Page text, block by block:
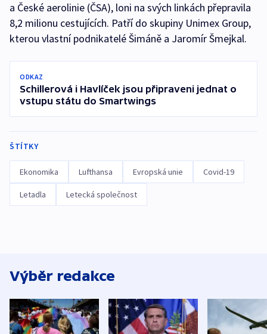
a České aerolinie (ČSA), loni na svých linkách přepravila
8,2 milionu cestujících. Patří do skupiny Unimex Group,
kterou vlastní podnikatelé Šimáně a Jaromír Šmejkal.
ODKAZ
Schillerová i Havlíček jsou připraveni jednat o
vstupu státu do Smartwings
ŠTÍTKY
Ekonomika Lufthansa Evropská unie Covid-19
Letadla Letecká společnost
Výběr redakce